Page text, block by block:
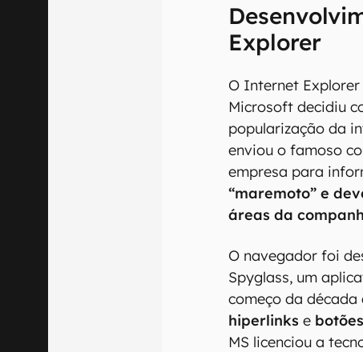
Explorer
O Internet
Microsoft decidiu
popularização da
enviou o famoso
empresa para
“maremoto” e
áreas da
O navegador foi
Spyglass, um
começo da década
hiperlinks e botões
MS licenciou a